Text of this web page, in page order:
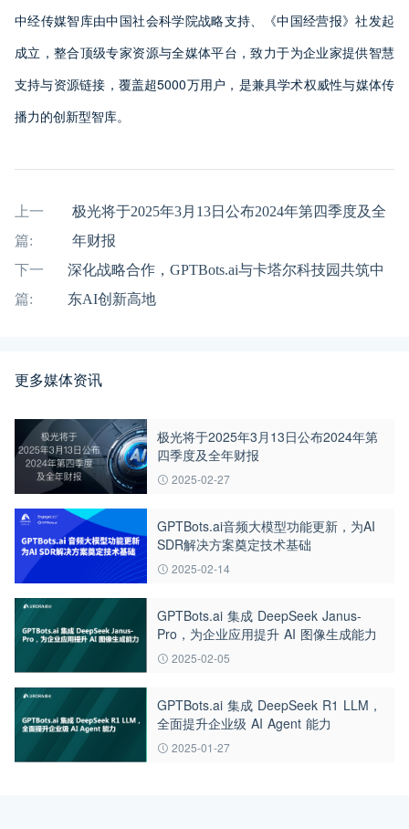
中经传媒智库由中国社会科学院战略支持、《中国经营报》社发起
成立，整合顶级专家资源与全媒体平台，致力于为企业家提供智慧
支持与资源链接，覆盖超5000万用户，是兼具学术权威性与媒体传
播力的创新型智库。
上一
篇:
极光将于2025年3月13日公布2024年第四季度及全
年财报
下一
篇:
深化战略合作，GPTBots.ai与卡塔尔科技园共筑中
东AI创新高地
更多媒体资讯
极光将于2025年3月13日公布2024年第
四季度及全年财报
2025-02-27
GPTBots.ai音频大模型功能更新，为AI
SDR解决方案奠定技术基础
2025-02-14
GPTBots.ai 集成 DeepSeek Janus-
Pro，为企业应用提升 AI 图像生成能力
2025-02-05
GPTBots.ai 集成 DeepSeek R1 LLM，
全面提升企业级 AI Agent 能力
2025-01-27